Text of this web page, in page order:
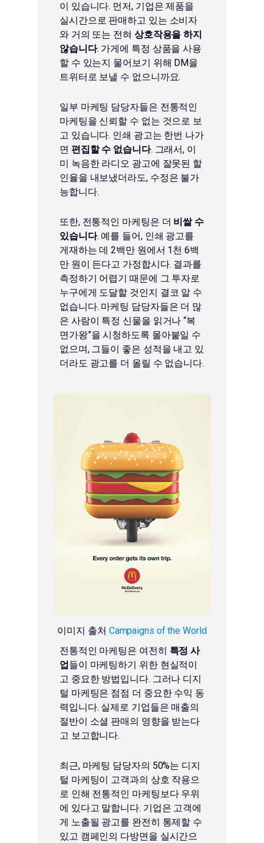
이 있습니다. 먼저, 기업은 제품을
실시간으로 판매하고 있는 소비자
와 거의 또는 전혀 상호작용을 하지
않습니다. 가게에 특정 상품을 사용
할 수 있는지 물어보기 위해 DM을
트위터로 보낼 수 없으니까요.
일부 마케팅 담당자들은 전통적인
마케팅을 신뢰할 수 없는 것으로 보
고 있습니다. 인쇄 광고는 한번 나가
면 편집할 수 없습니다. 그래서, 이
미 녹음한 라디오 광고에 잘못된 할
인율을 내보냈더라도, 수정은 불가
능합니다.
또한, 전통적인 마케팅은 더 비쌀 수
있습니다. 예를 들어, 인쇄 광고를
게재하는 데 2백만 원에서 1천 6백
만 원이 든다고 가정합시다. 결과를
측정하기 어렵기 때문에 그 투자로
누구에게 도달할 것인지 결코 알 수
없습니다. 마케팅 담당자들은 더 많
은 사람이 특정 신물을 읽거나 “복
면가왕”을 시청하도록 몰아붙일 수
없으며, 그들이 좋은 성적을 내고 있
더라도 광고를 더 올릴 수 없습니다.
이미지 출처 Campaigns of the World
전통적인 마케팅은 여전히 특정 사
업 들이 마케팅하기 위한 현실적이
고 중요한 방법입니다. 그러나 디지
털 마케팅은 점점 더 중요한 수익 동
력입니다. 실제로 기업들은 매출의
절반이 소셜 판매의 영향을 받는다
고 보고합니다.
최근, 마케팅 담당자의 50%는 디지
털 마케팅이 고객과의 상호 작용으
로 인해 전통적인 마케팅보다 우위
에 있다고 말합니다. 기업은 고객에
게 노출될 광고를 완전히 통제할 수
있고 캠페인의 다방면을 실시간으